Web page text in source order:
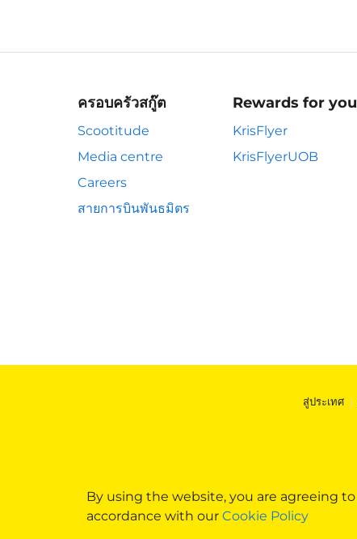
By using the website, you are agreeing
accordance with our Cookie Policy
ครอบครัวสกู๊ต
Scootitude
Media centre
Careers
สายการบินพันธมิตร
Rewards for you
KrisFlyer
KrisFlyerUOB
สู่ประเทศ |